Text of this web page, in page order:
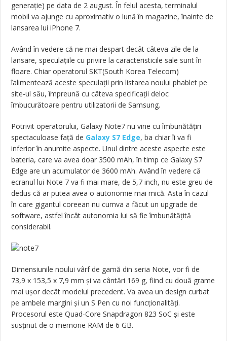
generație) pe data de 2 august. În felul acesta, terminalul
mobil va ajunge cu aproximativ o lună în magazine, înainte de
lansarea lui iPhone 7.
Având în vedere că ne mai despart decât câteva zile de la
lansare, speculațiile cu privire la caracteristicile sale sunt în
floare. Chiar operatorul SKT(South Korea Telecom)
îalimentează aceste speculații prin listarea noului phablet pe
site-ul său, împreună cu câteva specificații deloc
îmbucurătoare pentru utilizatorii de Samsung.
Potrivit operatorului, Galaxy Note7 nu vine cu îmbunătățiri
spectaculoase față de Galaxy S7 Edge, ba chiar îi va fi
inferior în anumite aspecte. Unul dintre aceste aspecte este
bateria, care va avea doar 3500 mAh, în timp ce Galaxy S7
Edge are un acumulator de 3600 mAh. Având în vedere că
ecranul lui Note 7 va fi mai mare, de 5,7 inch, nu este greu de
dedus că ar putea avea o autonomie mai mică. Asta în cazul
în care gigantul coreean nu cumva a făcut un upgrade de
software, astfel încât autonomia lui să fie îmbunătățită
considerabil.
Dimensiunile noului vârf de gamă din seria Note, vor fi de
73,9 x 153,5 x 7,9 mm și va cântări 169 g, fiind cu două grame
mai ușor decât modelul precedent. Va avea un design curbat
pe ambele margini și un S Pen cu noi funcționalități.
Procesorul este Quad-Core Snapdragon 823 SoC și este
susținut de o memorie RAM de 6 GB.